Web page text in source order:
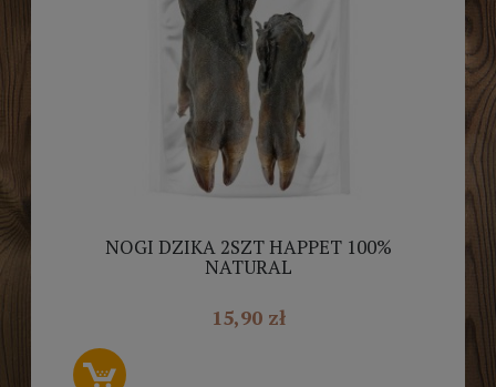
NOGI DZIKA 2SZT HAPPET 100%
NATURAL
15,90 zł